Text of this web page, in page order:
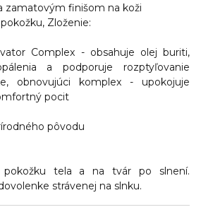
zamatovým finišom na koži
Zloženie:
Complex - obsahuje olej buriti,
a podporuje rozptyľovanie
obnovujúci komplex - upokojuje
pocit
pôvodu
pokožku tela a na tvár po slnení.
strávenej na slnku.